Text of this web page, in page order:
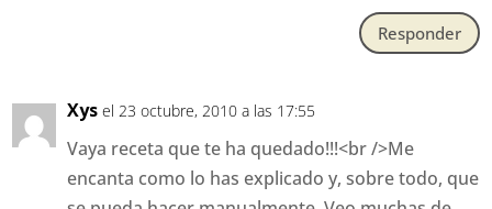
Responder
Xys el 23 octubre, 2010 a las 17:55
Vaya receta que te ha quedado!!!<br />Me
encanta como lo has explicado y, sobre todo, que